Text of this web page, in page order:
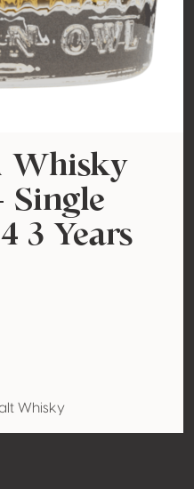
Whisky
Single
3 Years
Whisky